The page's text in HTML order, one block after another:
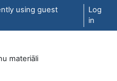
using guest
Log
in
materiāli